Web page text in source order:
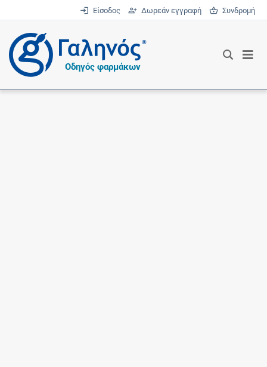
Είσοδος Δωρεάν εγγραφή Συνδρομή
®
Οδηγός φαρμάκων